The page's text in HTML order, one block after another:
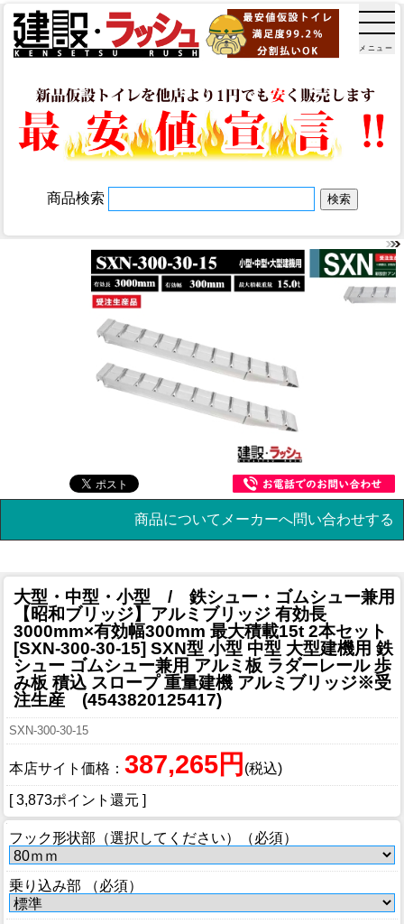
メニュー
商品検索
商品についてメーカーへ問い合わせする
大型・中型・小型 / 鉄シュー・ゴムシュー兼用
【昭和ブリッジ】アルミブリッジ 有効長
3000mm×有効幅300mm 最大積載15t 2本セット
[SXN-300-30-15] SXN型 小型 中型 大型建機用 鉄
シュー ゴムシュー兼用 アルミ板 ラダーレール 歩
み板 積込 スロープ 重量建機 アルミブリッジ※受
注生産 (4543820125417)
SXN-300-30-15
本店サイト価格： 387,265円 (税込)
[ 3,873ポイント還元 ]
フック形状部（選択してください）（必須）
乗り込み部 （必須）